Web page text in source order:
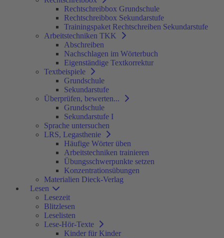
Rechtschreibbox Grundschule
Rechtschreibbox Sekundarstufe
Trainingspaket Rechtschreiben Sekundarstufe
Arbeitstechniken TKK
Abschreiben
Nachschlagen im Wörterbuch
Eigenständige Textkorrektur
Textbeispiele
Grundschule
Sekundarstufe
Überprüfen, bewerten...
Grundschule
Sekundarstufe I
Sprache untersuchen
LRS, Legasthenie
Häufige Wörter üben
Arbeitstechniken trainieren
Übungsschwerpunkte setzen
Konzentrationsübungen
Materialien Dieck-Verlag
Lesen
Lesezeit
Blitzlesen
Leselisten
Lese-Hör-Texte
Kinder für Kinder